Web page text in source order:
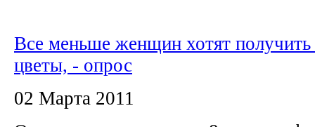
Все меньше женщин хотят получить
цветы, - опрос
02 Марта 2011